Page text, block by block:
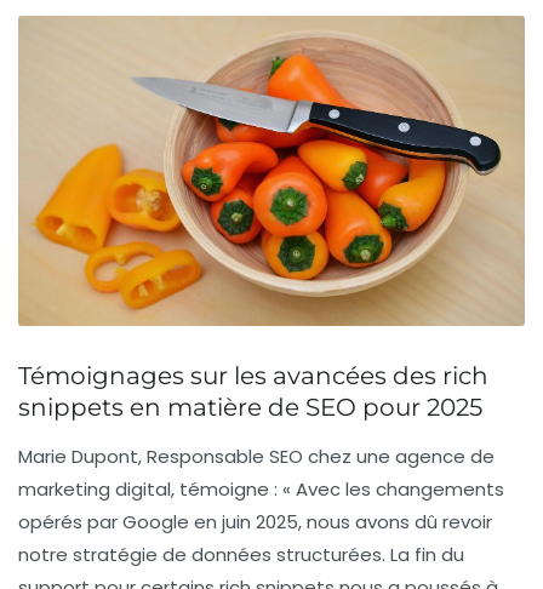
Témoignages sur les avancées des rich
snippets en matière de SEO pour 2025
Marie Dupont, Responsable SEO chez une agence de
marketing digital, témoigne : « Avec les changements
opérés par Google en juin 2025, nous avons dû revoir
notre stratégie de données structurées. La fin du